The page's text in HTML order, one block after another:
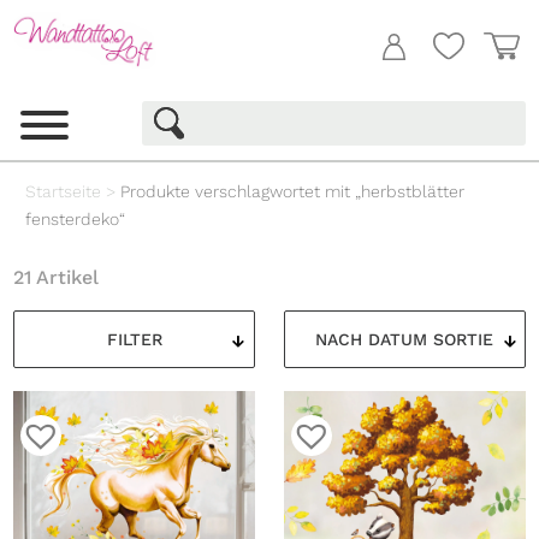
Startseite > Produkte verschlagwortet mit „herbstblätter
fensterdeko“
FILTER
21 Artikel